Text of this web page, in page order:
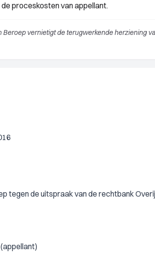
proceskosten van appellant.
Beroep vernietigt de terugwerkende herziening
tegen de uitspraak van de rechtbank